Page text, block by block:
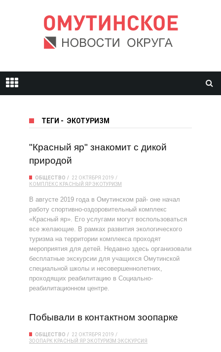
ТЕГИ - ЭКОТУРИЗМ
"Красный яр" знакомит с дикой
природой
ОБЩЕСТВО
22 ОКТЯБРЯ 2019
КОМПЛЕКС КРАСНЫЙ ЯРЭКОТУРИЗМ
В августе 2019 года в Омутинском рай- оне начал
работу спортивно-оздоровительный комплекс
«Красный яр». Его услугами могут воспользоваться
все желающие. В рамках развития экологического
туризма на территории комплекса проходят
мероприятия для детей. Недавно здесь организовали
бесплатные экскурсии для учащихся Омутинской
специальной школы и несовершеннолетних,
проходящих реабилитацию в Социально-
реабилитационном центре.
Побывали в контактном зоопарке
ОБЩЕСТВО
22 ОКТЯБРЯ 2019
ЗООПАРК КРАСНЫЙ ЯРЭКОТУРИЗМ ЭКСКУРСИЯ